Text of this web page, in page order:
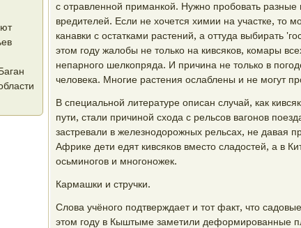
с отравленной приманкой. Нужно пробовать разные
вредителей. Если не хочется химии на участке, то
канавки с остатками растений, а оттуда выбирать
этом году жалобы не только на кивсяков, комары
непарного шелкопряда. И причина не только в
человека. Многие растения ослаблены и не могут
В специальной литературе описан случай, как
пути, стали причиной схода с рельсов вагонов
застревали в железнодорожных рельсах, не давая
Африке дети едят кивсяков вместо сладостей, а в
осьминогов и многоножек.
Кармашки и стручки.
Слова учёного подтверждает и тот факт, что
этом году в Кыштыме заметили деформированные